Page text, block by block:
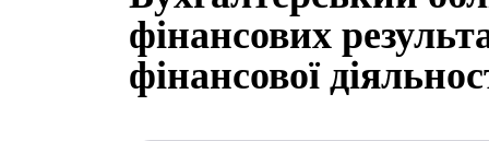
фінансових
фінансової